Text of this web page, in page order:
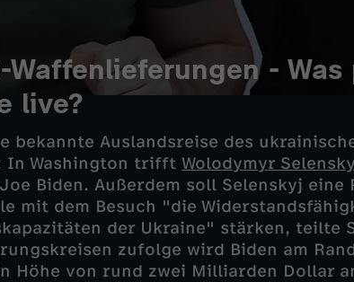
Waffenlieferungen- Was
live?
bekannte Auslandsreise des
In Washington trifft Wolodymyr
Biden. Außerdem soll Selenskyj eine
mit dem Besuch "die
der Ukraine" stärken, teilte
zufolge wird Biden am
Höhe von rund zwei Milliarden Dollar